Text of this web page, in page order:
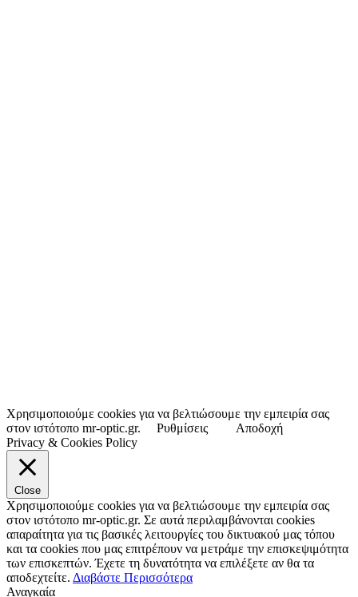
Χρησιμοποιούμε cookies για να βελτιώσουμε την εμπειρία σας
στον ιστότοπο mr-optic.gr.
Ρυθμίσεις
Αποδοχή
Privacy & Cookies Policy
Close
Χρησιμοποιούμε cookies για να βελτιώσουμε την εμπειρία σας
στον ιστότοπο mr-optic.gr. Σε αυτά περιλαμβάνονται cookies
απαραίτητα για τις βασικές λειτουργίες του δικτυακού μας τόπου
και τα cookies που μας επιτρέπουν να μετράμε την επισκεψιμότητα
των επισκεπτών. Έχετε τη δυνατότητα να επιλέξετε αν θα τα
αποδεχτείτε. Διαβάστε Περισσότερα
Αναγκαία